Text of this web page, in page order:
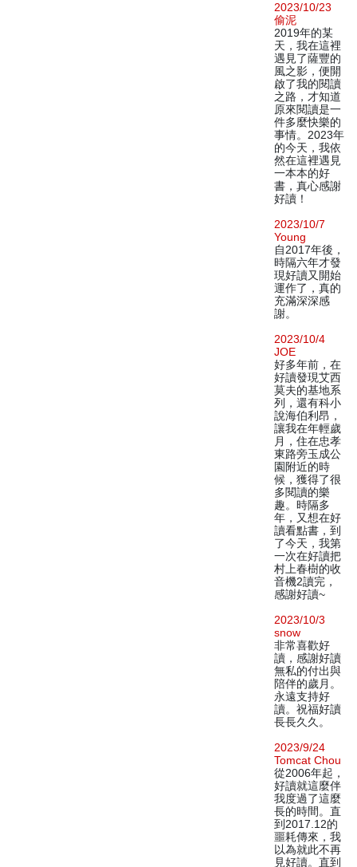
2023/10/23
偷泥
2019年的某
天，我在這裡
遇見了薩豐的
風之影，便開
啟了我的閱讀
之路，才知道
原來閱讀是一
件多麼快樂的
事情。2023年
的今天，我依
然在這裡遇見
一本本的好
書，真心感謝
好讀！
2023/10/7
Young
自2017年後，
時隔六年才發
現好讀又開始
運作了，真的
充滿深深感
謝。
2023/10/4
JOE
好多年前，在
好讀發現艾西
莫夫的基地系
列，還有科小
說海伯利昂，
讓我在年輕歲
月，住在忠孝
東路旁玉成公
園附近的時
候，獲得了很
多閱讀的樂
趣。時隔多
年，又想在好
讀看點書，到
了今天，我第
一次在好讀把
村上春樹的收
音機2讀完，
感謝好讀~
2023/10/3
snow
非常喜歡好
讀，感謝好讀
無私的付出與
陪伴的歲月。
永遠支持好
讀。祝福好讀
長長久久。
2023/9/24
Tomcat Chou
從2006年起，
好讀就這麼伴
我度過了這麼
長的時間。直
到2017.12的
噩耗傳來，我
以為就此不再
見好讀。直到